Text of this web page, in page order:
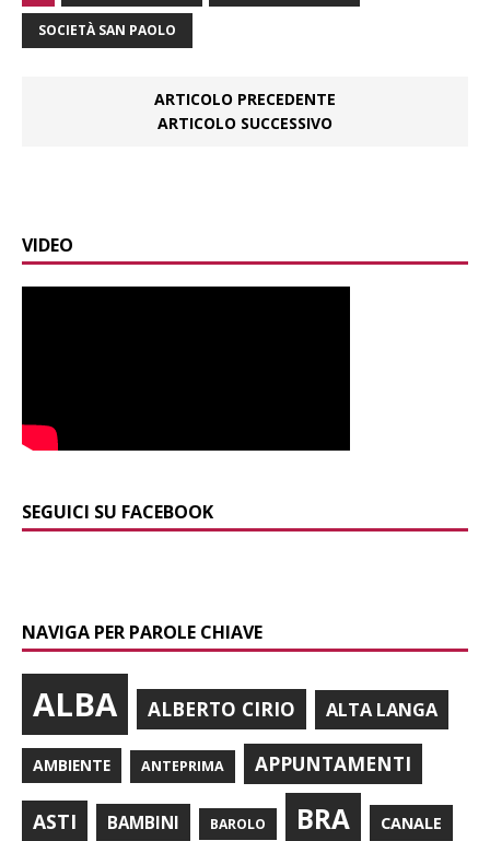
SOCIETÀ SAN PAOLO
ARTICOLO PRECEDENTE
ARTICOLO SUCCESSIVO
VIDEO
SEGUICI SU FACEBOOK
NAVIGA PER PAROLE CHIAVE
ALBA ALBERTO CIRIO ALTA LANGA
AMBIENTE ANTEPRIMA APPUNTAMENTI
ASTI BAMBINI BAROLO BRA CANALE